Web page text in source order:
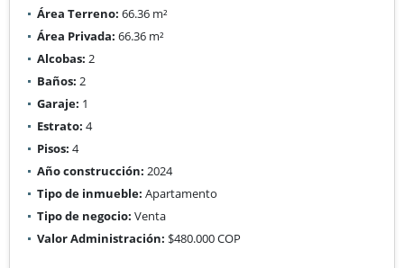
Área Terreno: 66.36 m²
Área Privada: 66.36 m²
Alcobas: 2
Baños: 2
Garaje: 1
Estrato: 4
Pisos: 4
Año construcción: 2024
Tipo de inmueble: Apartamento
Tipo de negocio: Venta
Valor Administración: $480.000 COP